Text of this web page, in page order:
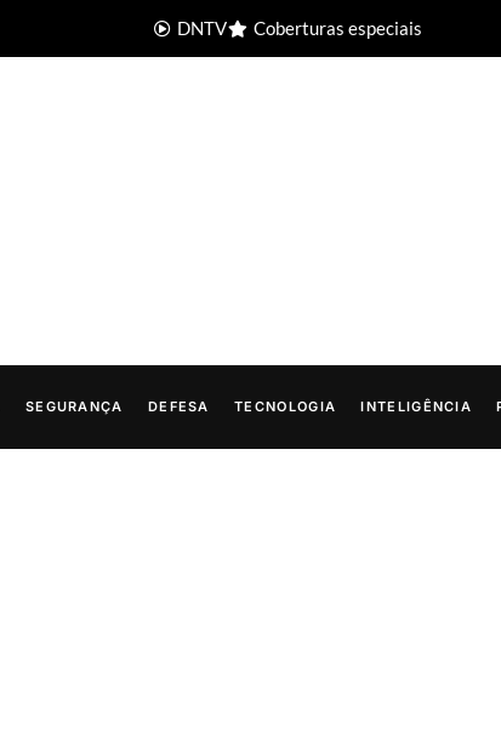
DNTV Coberturas especiais
SEGURANÇA DEFESA TECNOLOGIA INTELIGÊNCIA